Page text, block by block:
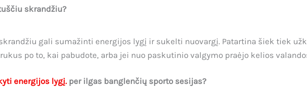
skrandžiu?
gali sumažinti energijos lygį ir sukelti nuovargį. Patartina šiek tiek
po to, kai pabudote, arba jei nuo paskutinio valgymo praėjo kelios
energijos lygį.per ilgas banglenčių sporto sesijas?